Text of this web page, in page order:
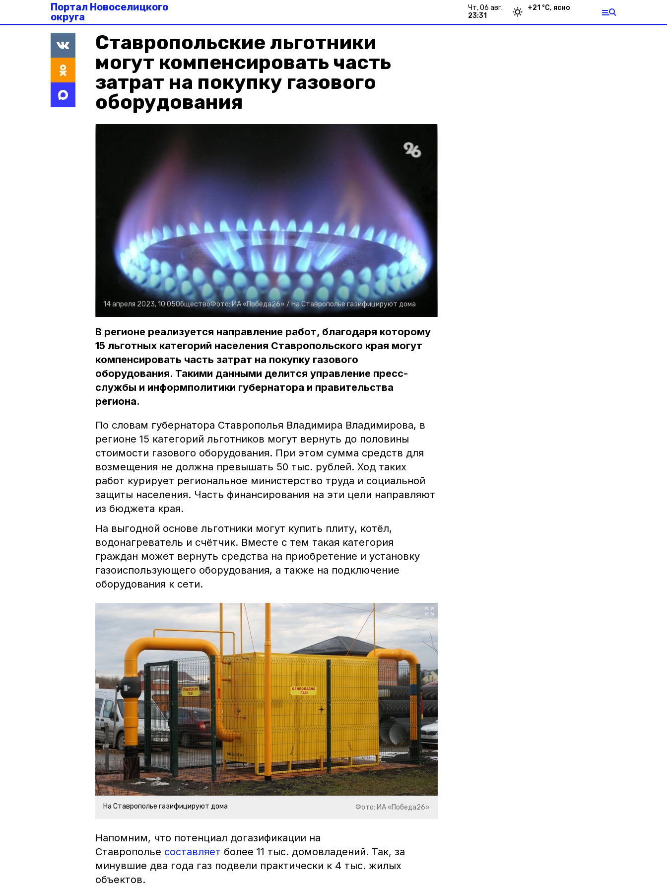
Портал Новоселицкого
округа
чт, 06 авг.
23:31
+21 °С, ясно
Ставропольские льготники
могут компенсировать часть
затрат на покупку газового
оборудования
14 апреля 2023, 10:05ОбществоФото:ИА «Победа26» / На Ставрополье газифицируют дома
В регионе реализуется направление работ, благодаря которому
15 льготных категорий населения Ставропольского края могут
компенсировать часть затрат на покупку газового
оборудования. Такими данными делится управление пресс-
службы и информполитики губернатора и правительства
региона.
По словам губернатора Ставрополья Владимира Владимирова, в
регионе 15 категорий льготников могут вернуть до половины
стоимости газового оборудования. При этом сумма средств для
возмещения не должна превышать 50 тыс. рублей. Ход таких
работ курирует региональное министерство труда и социальной
защиты населения. Часть финансирования на эти цели направляют
из бюджета края.
На выгодной основе льготники могут купить плиту, котёл,
водонагреватель и счётчик. Вместе с тем такая категория
граждан может вернуть средства на приобретение и установку
газоиспользующего оборудования, а также на подключение
оборудования к сети.
На Ставрополье газифицируют дома Фото: ИА «Победа26»
Напомним, что потенциал догазификации на
Ставрополье составляет более 11 тыс. домовладений. Так, за
минувшие два года газ подвели практически к 4 тыс. жилых
объектов.